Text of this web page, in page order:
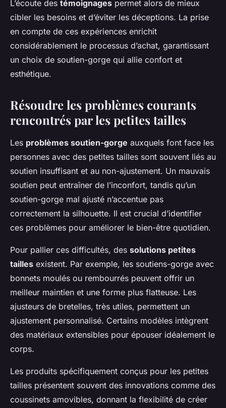
L’écoute des témoignages permet alors de mieux
cibler les besoins et d’éviter les déceptions. La prise
en compte de ces expériences enrichit
considérablement le processus d’achat, garantissant
un choix de soutien-gorge qui allie confort et
esthétique.
Résoudre les problèmes courants
rencontrés par les petites tailles
Les problèmes soutien-gorge auxquels font face les
personnes avec des petites tailles sont souvent liés au
soutien insuffisant et au non-ajustement. Un mauvais
soutien peut entraîner de l’inconfort, tandis qu’un
soutien-gorge mal ajusté n’accentue pas
correctement la silhouette. Il est crucial d’identifier
ces problèmes pour améliorer le bien-être quotidien.
Pour pallier ces difficultés, des solutions petites
tailles existent. Par exemple, les soutiens-gorge avec
bonnets moulés ou rembourrés peuvent offrir un
meilleur maintien et une forme plus flatteuse. Les
ajusteurs de bretelles, très utiles, permettent un
ajustement personnalisé. Certains modèles intègrent
des matériaux extensibles pour épouser idéalement le
corps.
Les produits spécifiquement conçus pour les petites
tailles présentent souvent des innovations comme des
coussinets amovibles, donnant la flexibilité de créer